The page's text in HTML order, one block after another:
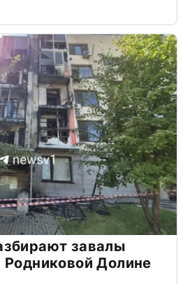
завалы
Долине